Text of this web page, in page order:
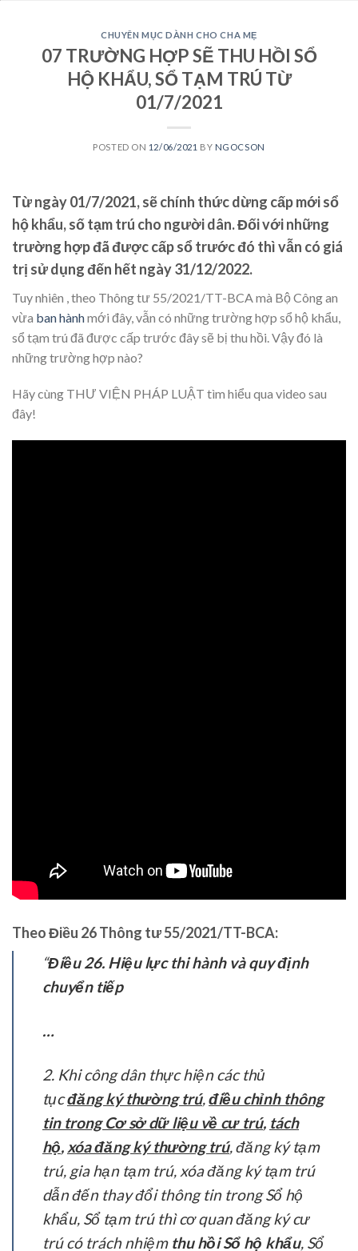
CHUYÊN MỤC DÀNH CHO CHA MẸ
07 TRƯỜNG HỢP SẼ THU HỒI SỔ
HỘ KHẨU, SỔ TẠM TRÚ TỪ
01/7/2021
POSTED ON 12/06/2021 BY NGOCSON
Từ ngày 01/7/2021, sẽ chính thức dừng cấp mới sổ
hộ khẩu, số tạm trú cho người dân. Đối với những
trường hợp đã được cấp sổ trước đó thì vẫn có giá
trị sử dụng đến hết ngày 31/12/2022.
Tuy nhiên , theo Thông tư 55/2021/TT-BCA mà Bộ Công an
vừa ban hànhmới đây, vẫn có những trường hợp sổ hộ khẩu,
sổ tạm trú đã được cấp trước đây sẽ bị thu hồi. Vậy đó là
những trường hợp nào?
Hãy cùng THƯ VIỆN PHÁP LUẬT tìm hiểu qua video sau
đây!
Theo Điều 26 Thông tư 55/2021/TT-BCA:
“Điều26. Hiệu lực thi hành và quy định
chuyển tiếp
…
2. Khi công dân thực hiện các thủ
tụcđăng ký thường trú,điều chỉnh thông
tin trong Cơ sở dữ liệu về cư trú, tách
hộ, xóa đăng ký thường trú, đăng ký tạm
trú, gia hạn tạm trú, xóa đăng ký tạm trú
dẫn đến thay đổi thông tin trong Sổ hộ
khẩu, Sổ tạm trú thì cơ quan đăng ký cư
trú có trách nhiệm thu hồi Sổ hộ khẩu, Sổ